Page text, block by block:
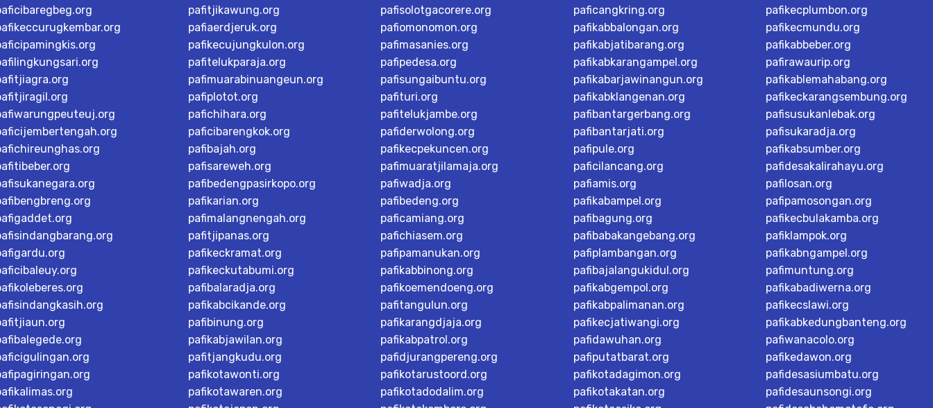
pafitjikawung.org
pafiaerdjeruk.org
pafikecujungkulon.org
pafitelukparaja.org
pafimuarabinuangeun.org
pafiplotot.org
pafichihara.org
paficibarengkok.org
pafibajah.org
pafisareweh.org
pafibedengpasirkopo.org
pafikarian.org
pafimalangnengah.org
pafitjipanas.org
pafikeckramat.org
pafikeckutabumi.org
pafibalaradja.org
pafikabcikande.org
pafibinung.org
pafikabjawilan.org
pafitjangkudu.org
pafikotawonti.org
pafikotawaren.org
pafisolotgacorere.org
pafiomonomon.org
pafimasanies.org
pafipedesa.org
pafisungaibuntu.org
pafituri.org
pafitelukjambe.org
pafiderwolong.org
pafikecpekuncen.org
pafimuaratjilamaja.org
pafiwadja.org
pafibedeng.org
paficamiang.org
pafichiasem.org
pafipamanukan.org
pafikabbinong.org
pafikoemendoeng.org
pafitangulun.org
pafikarangdjaja.org
pafikabpatrol.org
pafidjurangpereng.org
pafikotarustoord.org
pafikotadodalim.org
paficangkring.org
pafikabbalongan.org
pafikabjatibarang.org
pafikabkarangampel.org
pafikabarjawinangun.org
pafikabklangenan.org
pafibantargerbang.org
pafibantarjati.org
pafipule.org
paficilancang.org
pafiamis.org
pafikabampel.org
pafibagung.org
pafibabakangebang.org
pafiplambangan.org
pafibajalangukidul.org
pafikabgempol.org
pafikabpalimanan.org
pafikecjatiwangi.org
pafidawuhan.org
pafiputatbarat.org
pafikotadagimon.org
pafikotakatan.org
pafikecplumbon.org
pafikecmundu.org
pafikabbeber.org
pafirawaurip.org
pafikablemahabang.org
pafikeckarangsembung.org
pafisusukanlebak.org
pafisukaradja.org
pafikabsumber.org
pafidesakalirahayu.org
pafilosan.org
pafipamosongan.org
pafikecbulakamba.org
pafiklampok.org
pafikabngampel.org
pafimuntung.org
pafikabadiwerna.org
pafikecslawi.org
pafikabkedungbanteng.org
pafiwanacolo.org
pafikedawon.org
pafidesasiumbatu.org
pafidesaunsongi.org